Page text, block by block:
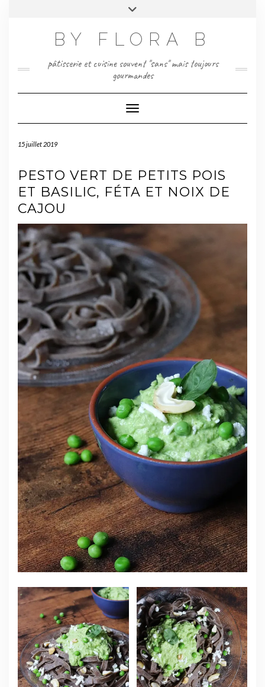
BY FLORA B
pâtisserie et cuisine souvent "sans" mais toujours
gourmandes
Toggle Navigation
15 juillet 2019
PESTO VERT DE PETITS POIS
ET BASILIC, FÉTA ET NOIX DE
CAJOU